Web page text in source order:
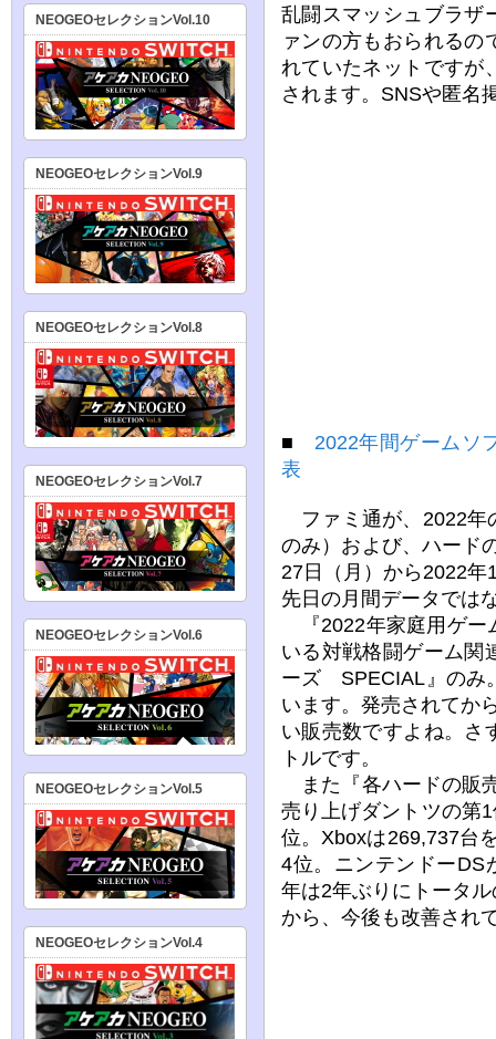
乱闘スマッシュブラザ
ァンの方もおられるの
れていたネットですが
されます。SNSや匿名
■ 2022年間ゲームソ
表
ファミ通が、2022年
のみ）および、ハード
27日（月）から2022
先日の月間データでは
『2022年家庭用ゲー
いる対戦格闘ゲーム関
ーズ SPECIAL』のみ
います。発売されてか
い販売数ですよね。さ
トルです。
また『各ハードの販
売り上げダントツの第
位。Xboxは269,737台
4位。ニンテンドーDS
年は2年ぶりにトータ
から、今後も改善され
NEOGEOセレクションVol.10
NEOGEOセレクションVol.9
NEOGEOセレクションVol.8
NEOGEOセレクションVol.7
NEOGEOセレクションVol.6
NEOGEOセレクションVol.5
NEOGEOセレクションVol.4